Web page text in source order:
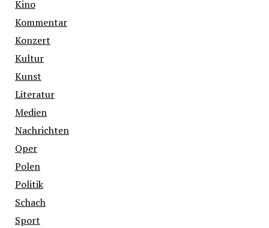
Kino
Kommentar
Konzert
Kultur
Kunst
Literatur
Medien
Nachrichten
Oper
Polen
Politik
Schach
Sport